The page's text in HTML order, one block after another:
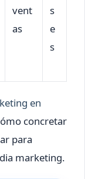
vent
as
s
e
s
en
concretar
para
marketing.